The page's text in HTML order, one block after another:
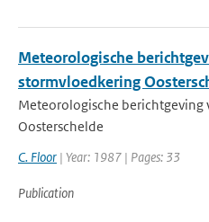
Meteorologische
stormvloedkering
Meteorologische
Oosterschelde
C. Floor | Year: 1987 | Pages: 33
Publication